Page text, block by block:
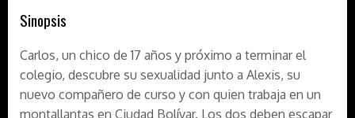
Sinopsis
Carlos, un chico de 17 años y próximo a terminar el
colegio, descubre su sexualidad junto a Alexis, su
nuevo compañero de curso y con quien trabaja en un
montallantas en Ciudad Bolívar. Los dos deben escapar